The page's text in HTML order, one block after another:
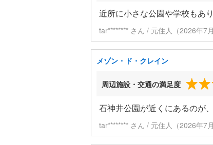
近所に小さな公園や学校もあ
tar******** さん / 元住人（2026年7
メゾン・ド・クレイン
周辺施設・交通の満足度
石神井公園が近くにあるのが
tar******** さん / 元住人（2026年7